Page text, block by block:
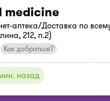
medicine
аптека/Доставка по
212, п.2)
Как добраться?
назад